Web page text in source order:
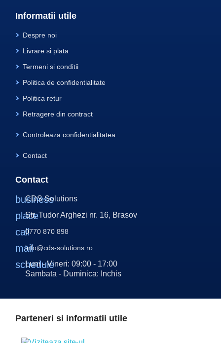
Informatii utile
Despre noi
Livrare si plata
Termeni si conditii
Politica de confidentialitate
Politica retur
Retragere din contract
Controleaza confidentialitatea
Contact
Contact
business
CDS Solutions
place
Str. Tudor Arghezi nr. 16, Brasov
call0770 870 898
mailinfo@cds-solutions.ro
schedule
Luni - Vineri: 09:00 - 17:00
Sambata - Duminica: Inchis
Parteneri si informatii utile